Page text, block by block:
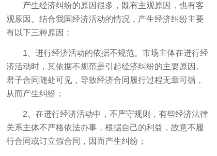
产生经济纠纷的原因很多，既有主观原因，也有客
观原因。结合我国经济活动的情况，产生经济纠纷主要
有以下三种原因：
1、进行经济活动的依据不规范。市场主体在进行经
济活动时，其依据不规范是引起经济纠纷的主要原因。
君子合同随处可见，导致经济合同履行过程无章可循，
从而产生纠纷；
2、在进行经济活动中，不严守规则，有些经济法律
关系主体不严格依法办事，根据自己的利益，故意不履
行合同或订立假合同，因而产生纠纷；